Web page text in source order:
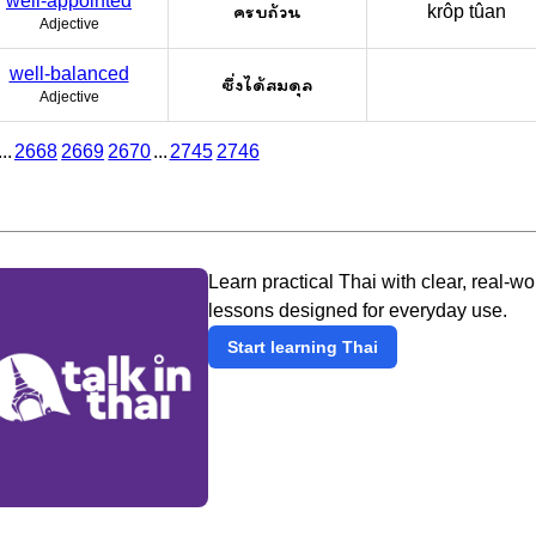
Adjective
ครบถ้วน krôp tûan
well-balanced
Adjective
ซึ่งได้สมดุล
2668 2669 2670... 2745 2746
Learn practical Thai with clear, real-
lessons designed for everyday use.
Start learning Thai